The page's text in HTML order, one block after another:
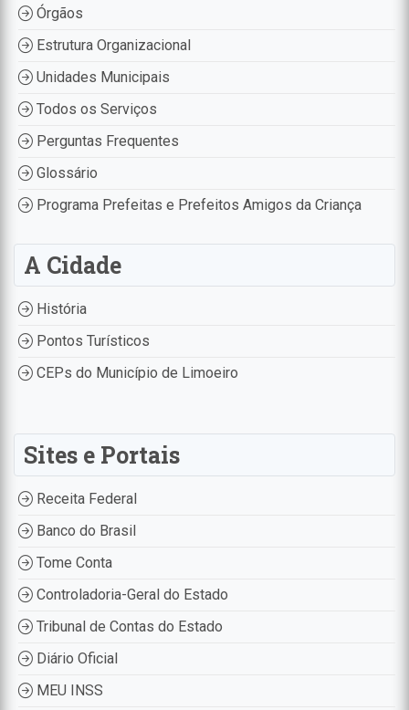
Órgãos
Estrutura Organizacional
Unidades Municipais
Todos os Serviços
Perguntas Frequentes
Glossário
Programa Prefeitas e Prefeitos Amigos da Criança
A Cidade
História
Pontos Turísticos
CEPs do Município de Limoeiro
Sites e Portais
Receita Federal
Banco do Brasil
Tome Conta
Controladoria-Geral do Estado
Tribunal de Contas do Estado
Diário Oficial
MEU INSS